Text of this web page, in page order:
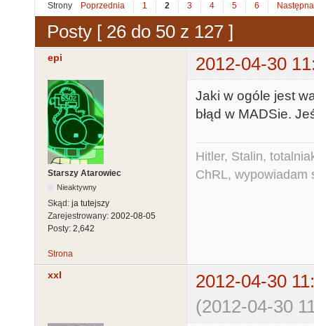
Strony Poprzednia 1 2 3 4 5 6 Następna
Posty [ 26 do 50 z 127 ]
epi 2012-04-30
Starszy Atarowiec
Nieaktywny
Skąd: ja tutejszy
Zarejestrowany: 2002-08-05
Posty: 2,642
Jaki w ogóle jest
błąd w MADSie.
Hitler, Stalin,
ChRL, wypowiadam
Strona
xxl
2012-04-30
(2012-04-30